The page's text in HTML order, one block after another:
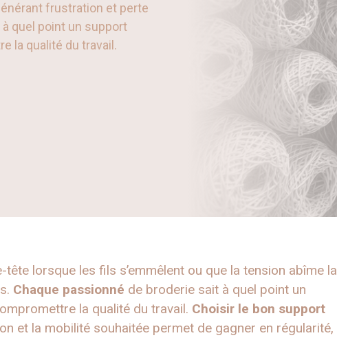
frustration et perte
quel point un support
la qualité du travail.
lorsque les fils s’emmêlent ou que la tension abîme la
Chaque passionné de broderie sait à quel point un
la qualité du travail. Choisir le bon support
et la mobilité souhaitée permet de gagner en régularité,